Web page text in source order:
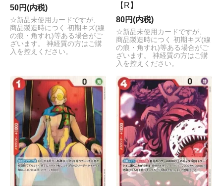
50円(内税)
☆新品未使用カードですが、
商品製造時につく 初期キズ(線
の痕・角すれ)等ある場合がご
ざいます。 神経質の方はご購
入を控えください。
【R】
80円(内税)
☆新品未使用カードですが、
商品製造時につく 初期キズ(線
の痕・角すれ)等ある場合がご
ざいます。 神経質の方はご購
入を控えください。